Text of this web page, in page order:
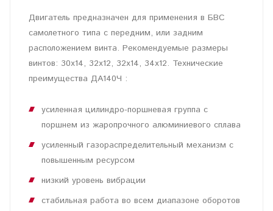
Двигатель предназначен для применения в БВС
самолетного типа с передним, или задним
расположением винта. Рекомендуемые размеры
винтов: 30х14, 32х12, 32х14, 34х12. Технические
преимущества ДА140Ч :
усиленная цилиндро-поршневая группа с
поршнем из жаропрочного алюминиевого сплава
усиленный газораспределительный механизм с
повышенным ресурсом
низкий уровень вибрации
стабильная работа во всем диапазоне оборотов